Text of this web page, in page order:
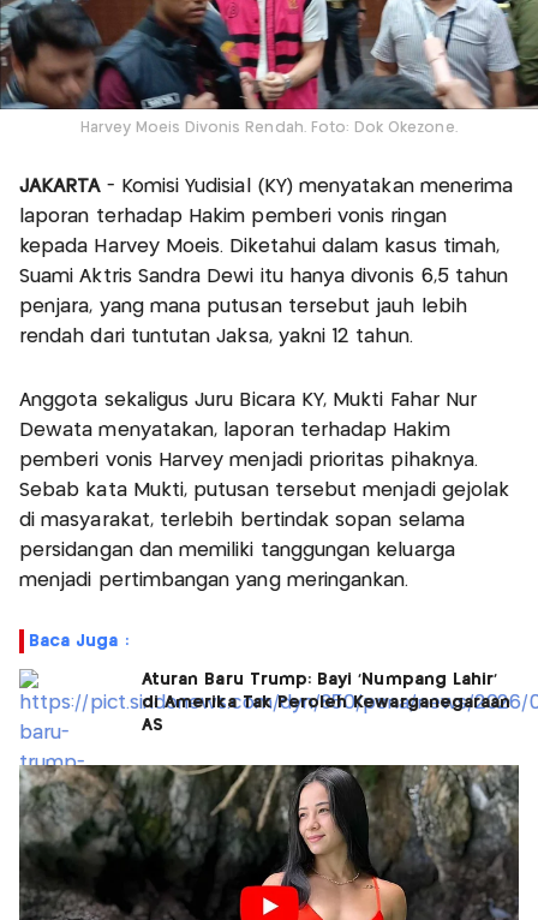
Harvey Moeis Divonis Rendah. Foto: Dok Okezone.
JAKARTA- Komisi Yudisial (KY) menyatakan menerima
laporan terhadap Hakim pemberi vonis ringan
kepada Harvey Moeis. Diketahui dalam kasus timah,
Suami Aktris Sandra Dewi itu hanya divonis 6,5 tahun
penjara, yang mana putusan tersebut jauh lebih
rendah dari tuntutan Jaksa, yakni 12 tahun.
Anggota sekaligus Juru Bicara KY, Mukti Fahar Nur
Dewata menyatakan, laporan terhadap Hakim
pemberi vonis Harvey menjadi prioritas pihaknya.
Sebab kata Mukti, putusan tersebut menjadi gejolak
di masyarakat, terlebih bertindak sopan selama
persidangan dan memiliki tanggungan keluarga
menjadi pertimbangan yang meringankan.
Baca Juga :
Aturan Baru Trump: Bayi 'Numpang Lahir'
di Amerika Tak Peroleh Kewarganegaraan
AS